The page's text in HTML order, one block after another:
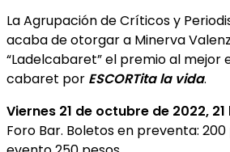
La Agrupación de Críticos y
acaba de otorgar a Minerva
“Ladelcabaret” el premio al mejor
cabaret por ESCORTita la vida.
Viernes 21 de octubre de 2022,
Foro Bar. Boletos en preventa: